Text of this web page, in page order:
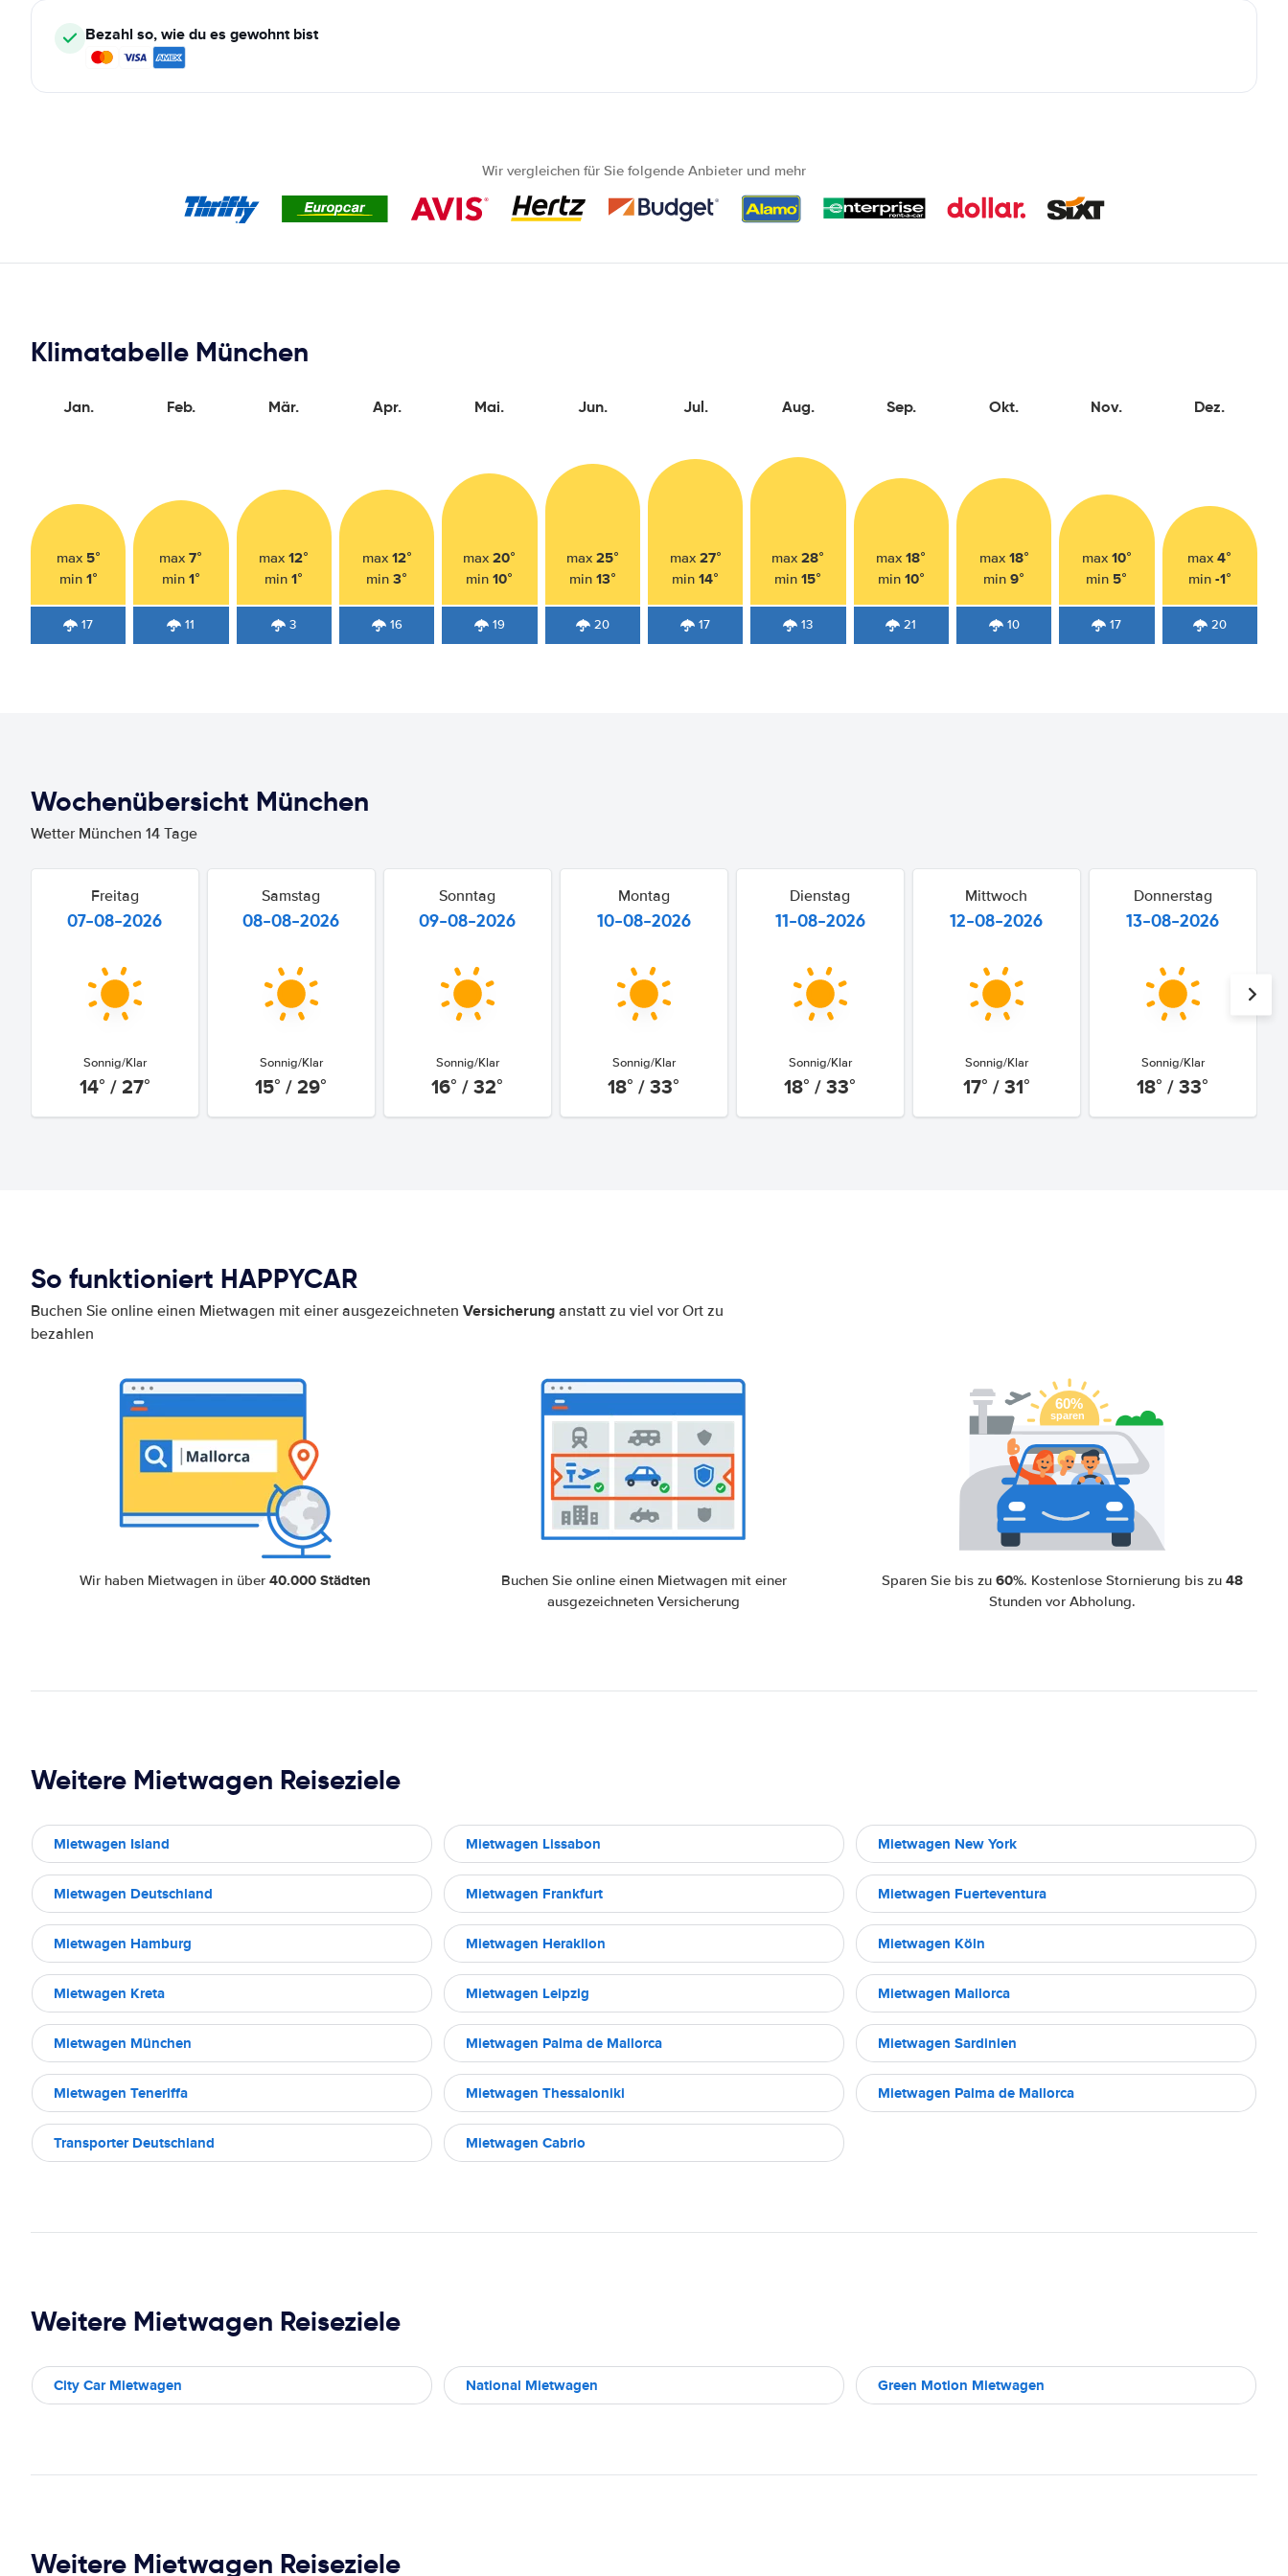
Bezahl so, wie du es gewohnt bist
Wir vergleichen für Sie folgende Anbieter und mehr
Klimatabelle München
Jan.
max 5°
min 1°
17
Feb.
max7°
min 1°
11
Mär.
max12°
min1°
3
Apr.
max 12°
min3°
16
Mai.
max20°
min10°
19
Jun.
max 25°
min 13°
20
Jul.
max 27°
min14°
17
Aug.
max28°
min15°
13
Sep.
max18°
min 10°
21
Okt.
max 18°
min9°
10
Nov.
max 10°
min 5°
17
Dez.
max4°
min -1°
20
Wochenübersicht München
Wetter München 14 Tage
Freitag
07-08-2026
Sonnig/Klar
14° / 27°
Samstag
08-08-2026
Sonnig/Klar
15° / 29°
Sonntag
09-08-2026
Sonnig/Klar
16° / 32°
Montag
10-08-2026
Sonnig/Klar
18° / 33°
Dienstag
11-08-2026
Sonnig/Klar
18° / 33°
Mittwoch
12-08-2026
Sonnig/Klar
17° / 31°
Donnerstag
13-08-2026
Sonnig/Klar
18° / 33°
So funktioniert HAPPYCAR
Buchen Sie online einen Mietwagen mit einer ausgezeichneten Versicherung anstatt zu viel vor Ort zu
bezahlen
Wir haben Mietwagen in über40.000 Städten
Buchen Sie online einen Mietwagen mit einer
ausgezeichneten Versicherung
Sparen Sie bis zu60%. Kostenlose Stornierung bis zu48
Stunden vor Abholung.
Weitere Mietwagen Reiseziele
Mietwagen Island Mietwagen Lissabon Mietwagen New York
Mietwagen Deutschland Mietwagen Frankfurt Mietwagen Fuerteventura
Mietwagen Hamburg Mietwagen Heraklion Mietwagen Köln
Mietwagen Kreta Mietwagen Leipzig Mietwagen Mallorca
Mietwagen München Mietwagen Palma de Mallorca Mietwagen Sardinien
Mietwagen Teneriffa Mietwagen Thessaloniki Mietwagen Palma de Mallorca
Transporter Deutschland Mietwagen Cabrio
Weitere Mietwagen Reiseziele
City Car Mietwagen National Mietwagen Green Motion Mietwagen
Weitere Mietwagen Reiseziele